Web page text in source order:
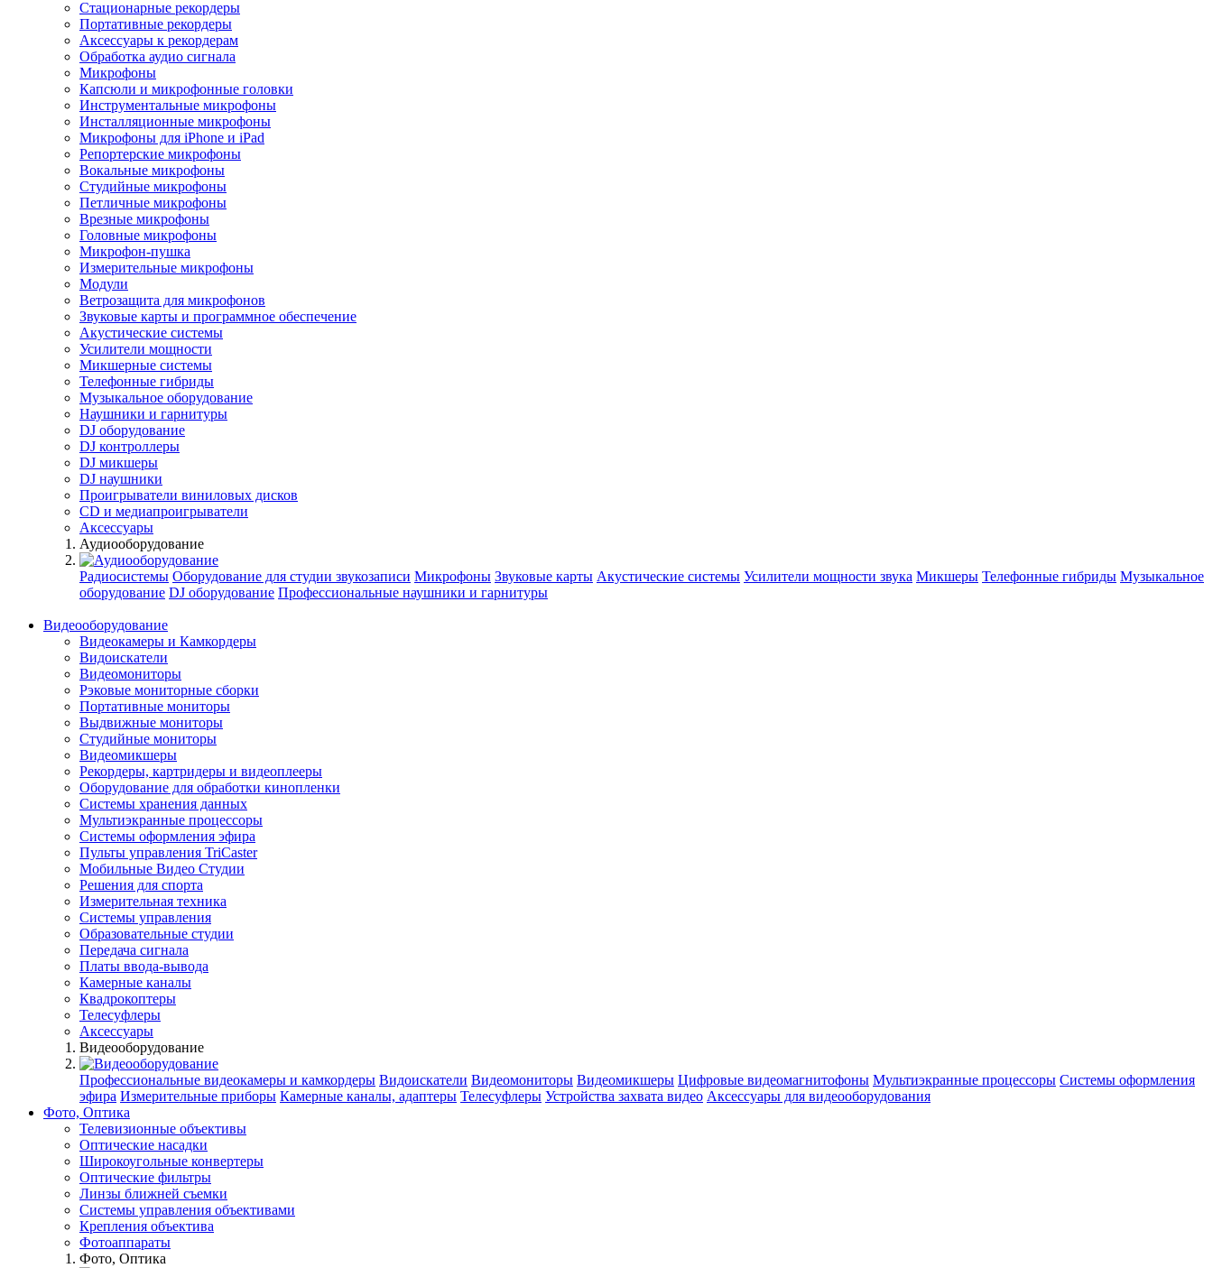
Стационарные рекордеры
Портативные рекордеры
Аксессуары к рекордерам
Обработка аудио сигнала
Микрофоны
Капсюли и микрофонные головки
Инструментальные микрофоны
Инсталляционные микрофоны
Микрофоны для iPhone и iPad
Репортерские микрофоны
Вокальные микрофоны
Студийные микрофоны
Петличные микрофоны
Врезные микрофоны
Головные микрофоны
Микрофон-пушка
Измерительные микрофоны
Модули
Ветрозащита для микрофонов
Звуковые карты и программное обеспечение
Акустические системы
Усилители мощности
Микшерные системы
Телефонные гибриды
Музыкальное оборудование
Наушники и гарнитуры
DJ оборудование
DJ контроллеры
DJ микшеры
DJ наушники
Проигрыватели виниловых дисков
СD и медиапроигрыватели
Аксессуары
Аудиооборудование
Радиосистемы Оборудование для студии звукозаписи Микрофоны Звуковые карты Акустические системы Усилители мощности звука Микшеры Телефонные гибриды Музыкальное
оборудование DJ оборудование Профессиональные наушники и гарнитуры
Видеооборудование
Видеокамеры и Камкордеры
Видоискатели
Видеомониторы
Рэковые мониторные сборки
Портативные мониторы
Выдвижные мониторы
Студийные мониторы
Видеомикшеры
Рекордеры, картридеры и видеоплееры
Оборудование для обработки кинопленки
Системы хранения данных
Мультиэкранные процессоры
Системы оформления эфира
Пульты управления TriCaster
Мобильные Видео Студии
Решения для спорта
Измерительная техника
Системы управления
Образовательные студии
Передача сигнала
Платы ввода-вывода
Камерные каналы
Квадрокоптеры
Телесуфлеры
Аксессуары
Видеооборудование
Профессиональные видеокамеры и камкордеры Видоискатели Видеомониторы Видеомикшеры Цифровые видеомагнитофоны Мультиэкранные процессоры Системы оформления
эфира Измерительные приборы Камерные каналы, адаптеры Телесуфлеры Устройства захвата видео Аксессуары для видеооборудования
Фото, Оптика
Телевизионные объективы
Оптические насадки
Широкоугольные конвертеры
Оптические фильтры
Линзы ближней съемки
Системы управления объективами
Крепления объектива
Фотоаппараты
Фото, Оптика